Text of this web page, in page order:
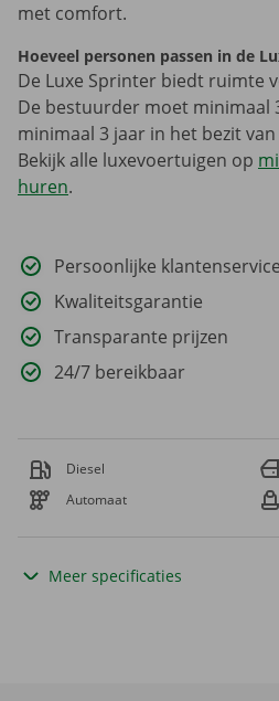
met comfort.
Hoeveel personen passen in de
De Luxe Sprinter biedt ruimte
De bestuurder moet minimaal
minimaal 3 jaar in het bezit
Bekijk alle luxevoertuigen op
huren.
Persoonlijke klantenservice
Kwaliteitsgarantie
Transparante prijzen
24/7 bereikbaar
Diesel
Automaat
Meer specificaties